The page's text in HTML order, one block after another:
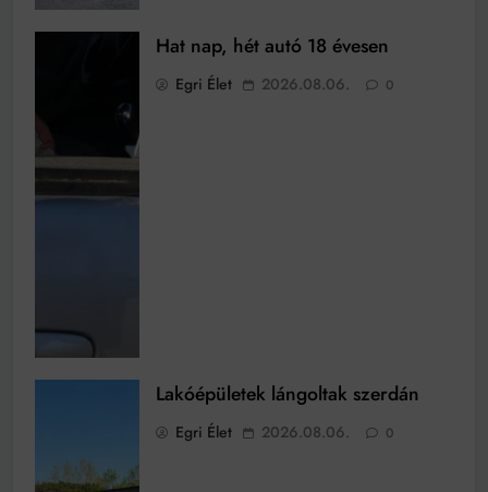
Hat nap, hét autó 18 évesen
Egri Élet 2026.08.06. 0
Lakóépületek lángoltak szerdán
Egri Élet 2026.08.06. 0